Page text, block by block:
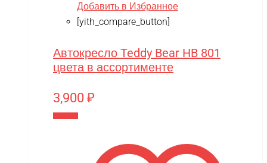
Добавить в Избранное
[yith_compare_button]
Автокресло Teddy Bear HB 801
цвета в ассортименте
3,900 ₽